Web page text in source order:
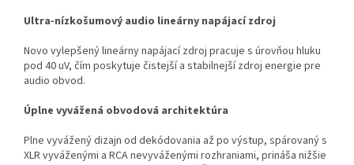
Ultra-nízkošumový audio lineárny napájací zdroj
Novo vylepšený lineárny napájací zdroj pracuje s úrovňou hluku
pod 40 uV, čím poskytuje čistejší a stabilnejší zdroj energie pre
audio obvod.
Úplne vyvážená obvodová architektúra
Plne vyvážený dizajn od dekódovania až po výstup, spárovaný s
XLR vyváženými a RCA nevyváženými rozhraniami, prináša nižšie